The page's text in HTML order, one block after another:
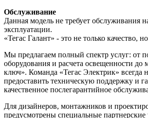
Обслуживание
Данная модель не требует обслуживания
эксплуатации.
«Тегас Галант» - это не только качество,
Мы предлагаем полный спектр услуг: от
оборудования и расчета освещенности до
ключ». Команда «Тегас Электрик» всегда
предоставить техническую поддержку и
качественное послегарантийное
Для дизайнеров, монтажников и
предусмотрены специальные